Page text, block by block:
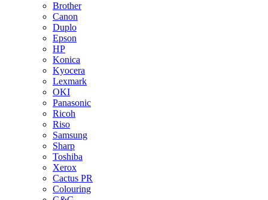
Brother
Canon
Duplo
Epson
HP
Konica
Kyocera
Lexmark
OKI
Panasonic
Ricoh
Riso
Samsung
Sharp
Toshiba
Xerox
Cactus PR
Colouring